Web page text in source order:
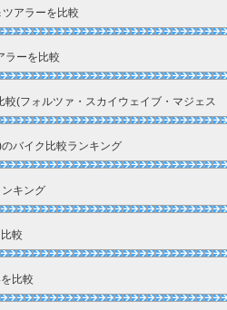
アラーを比較
ラーを比較
(フォルツァ・スカイウェイブ・マジェス
バイク比較ランキング
キング
較
比較